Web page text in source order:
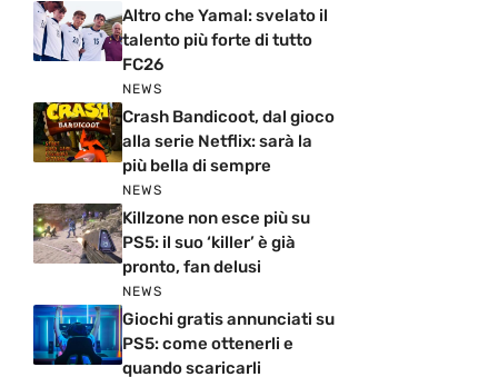
Altro che Yamal: svelato il
talento più forte di tutto
FC26
NEWS
Crash Bandicoot, dal gioco
alla serie Netflix: sarà la
più bella di sempre
NEWS
Killzone non esce più su
PS5: il suo ‘killer’ è già
pronto, fan delusi
NEWS
Giochi gratis annunciati su
PS5: come ottenerli e
quando scaricarli